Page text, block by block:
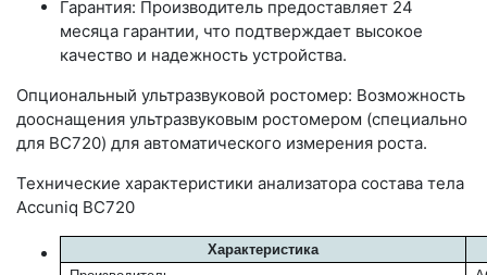
Гарантия: Производитель предоставляет 24
месяца гарантии, что подтверждает высокое
качество и надежность устройства.
Опциональный ультразвуковой ростомер: Возможность
дооснащения ультразвуковым ростомером (специально
для BC720) для автоматического измерения роста.
Технические характеристики анализатора состава тела
Accuniq BC720
Характеристика